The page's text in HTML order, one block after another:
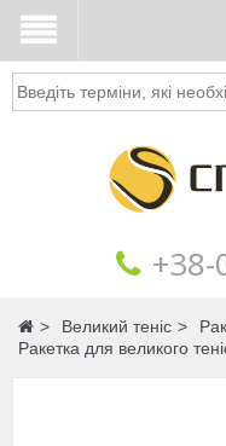
Пошук
Головна
Великий теніс
Ракетка для великого